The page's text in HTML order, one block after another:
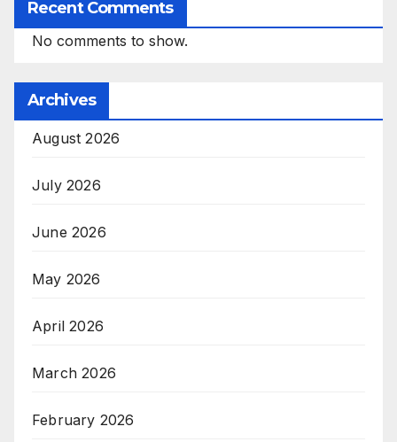
Recent Comments
No comments to show.
Archives
August 2026
July 2026
June 2026
May 2026
April 2026
March 2026
February 2026